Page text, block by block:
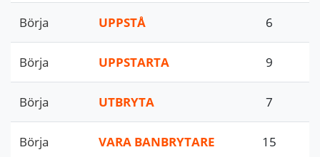
Börja UPPSTÅ 6
Börja UPPSTARTA 9
Börja UTBRYTA 7
Börja VARA BANBRYTARE 15